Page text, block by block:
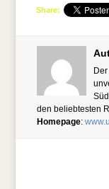
Share:
den beliebtesten
Homepage: